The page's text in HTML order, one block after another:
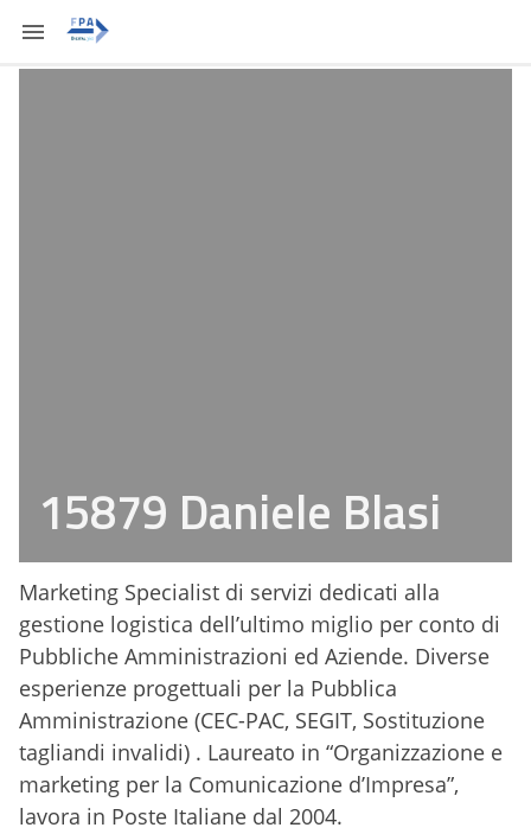
15879 Daniele Blasi
Marketing Specialist di servizi dedicati alla
gestione logistica dell’ultimo miglio per conto di
Pubbliche Amministrazioni ed Aziende. Diverse
esperienze progettuali per la Pubblica
Amministrazione (CEC-PAC, SEGIT, Sostituzione
tagliandi invalidi) . Laureato in “Organizzazione e
marketing per la Comunicazione d’Impresa”,
lavora in Poste Italiane dal 2004.